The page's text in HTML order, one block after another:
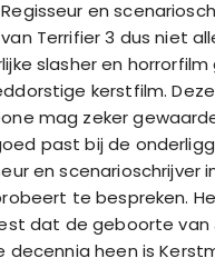
en
Terrifier 3 dus niet
slasher en
kerstfilm.
mag zeker
past bij de
en scenarioschrijver
te bespreken.
dat de geboorte van
decennia heen is